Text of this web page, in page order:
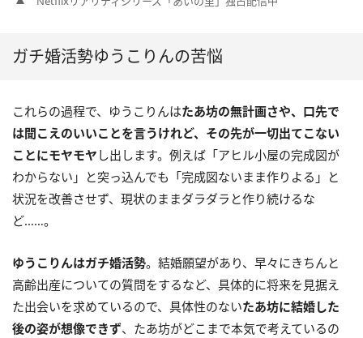
ガチ婚活勢ゆうこりんの苦悩
これらの過程で、ゆうこりんはたあ坊の無計画さや、口先で
は聞こえのいいことを言うけれど、その先が一切出てこない
ことにモヤモヤ し出します。例えば「アヒル小屋の完成図が
わからない」と突っ込んでも「完成図ないまま作りよる」と
状況を改善させず、現状のままダラダラと作り続けるな
ど……。
ゆうこりんはガチ婚活勢。結婚願望があり、早々にきちんと
高齢出産についての質問をするなど、具体的に将来を見据え
た出会いを求めているので、具体性のないたあ坊に結婚した
後の姿が想像できず、たあ坊がどこまで本気で考えているの